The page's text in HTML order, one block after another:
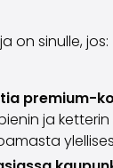
on sinulle, jos:
premium-
ja